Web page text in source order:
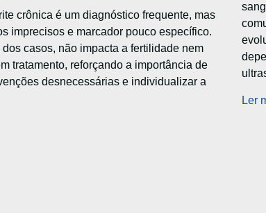
crônica é um diagnóstico frequente, mas
imprecisos e marcador pouco específico.
dos casos, não impacta a fertilidade nem
tratamento, reforçando a importância de
desnecessárias e individualizar a
Ler